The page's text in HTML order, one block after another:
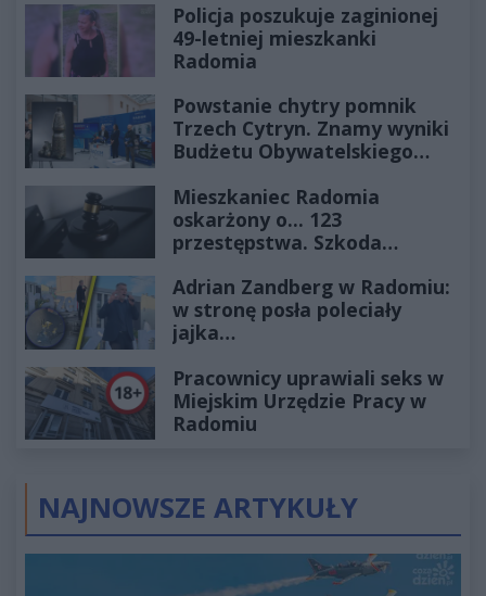
Policja poszukuje zaginionej
49-letniej mieszkanki
Radomia
Powstanie chytry pomnik
Trzech Cytryn. Znamy wyniki
Budżetu Obywatelskiego
Mieszkaniec Radomia
oskarżony o... 123
przestępstwa. Szkoda
złotych
Adrian Zandberg w Radomiu:
w stronę posła poleciały
jajka…
Pracownicy uprawiali seks w
Miejskim Urzędzie Pracy w
Radomiu
NAJNOWSZE ARTYKUŁY